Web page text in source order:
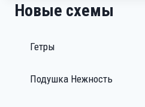
Новые схемы
Гетры
Подушка Нежность